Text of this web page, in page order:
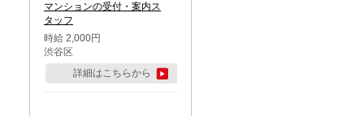
マンションの受付・案内ス
タッフ
時給 2,000円
渋谷区
詳細はこちらから